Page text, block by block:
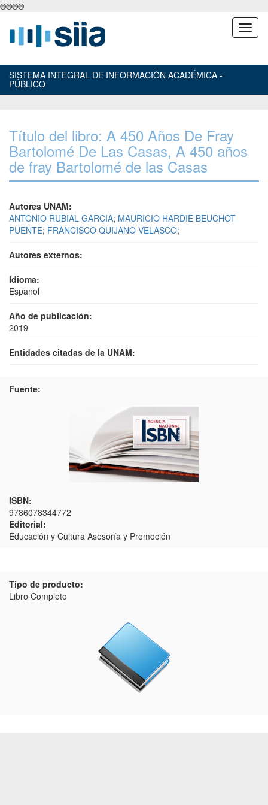
®®®®
SISTEMA INTEGRAL DE INFORMACIÓN ACADÉMICA -
PÚBLICO
Título del libro: A 450 Años De Fray
Bartolomé De Las Casas, A 450 años
de fray Bartolomé de las Casas
Autores UNAM:
ANTONIO RUBIAL GARCIA; MAURICIO HARDIE BEUCHOT
PUENTE; FRANCISCO QUIJANO VELASCO;
Autores externos:
Idioma:
Español
Año de publicación:
2019
Entidades citadas de la UNAM:
Fuente:
ISBN:
9786078344772
Editorial:
Educación y Cultura Asesoría y Promoción
Tipo de producto:
Libro Completo